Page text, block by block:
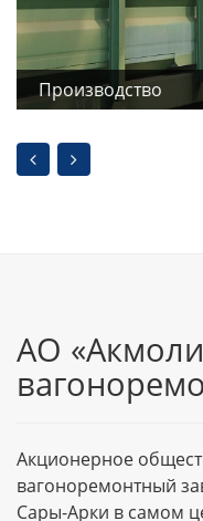
Производство
АО
Акционерное
вагоноремонтный
Сары-Арки в самом